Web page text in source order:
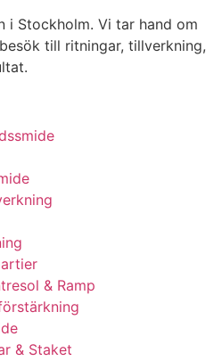
i Stockholm. Vi tar hand om
till ritningar, tillverkning,
& Ramp
& Staket